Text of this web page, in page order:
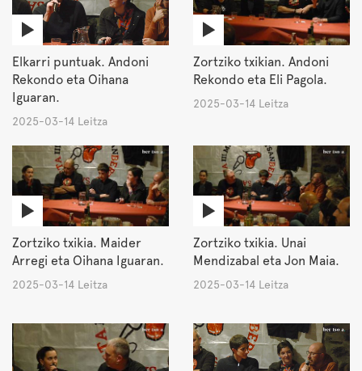
Elkarri puntuak. Andoni
Rekondo eta Oihana
Iguaran.
2025-03-14 Leitza
Zortziko txikian. Andoni
Rekondo eta Eli Pagola.
2025-03-14 Leitza
Zortziko txikia. Maider
Arregi eta Oihana Iguaran.
2025-03-14 Leitza
Zortziko txikia. Unai
Mendizabal eta Jon Maia.
2025-03-14 Leitza